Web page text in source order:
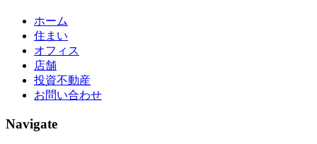
ホーム
住まい
オフィス
店舗
投資不動産
お問い合わせ
Navigate